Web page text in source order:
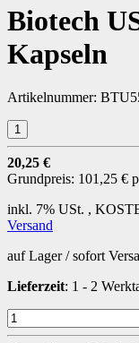
Biotech
Kapseln
Artikelnummer:
20,25 €
Grundpreis: 101,25 €
inkl. 7% USt. ,
Versand
auf Lager / sofort
Lieferzeit: 1 - 2